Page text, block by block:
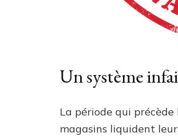
Un système
La période qui précède
magasins liquident